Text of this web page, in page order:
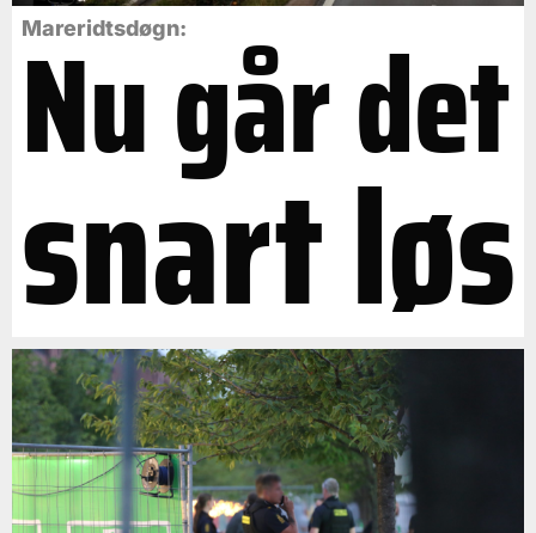
Mareridtsdøgn:
Nu går det
snart løs